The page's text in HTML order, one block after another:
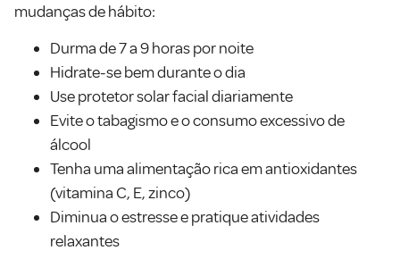
mudanças de hábito:
Durma de 7 a 9 horas por noite
Hidrate-se bem durante o dia
Use protetor solar facial diariamente
Evite o tabagismo e o consumo excessivo de
álcool
Tenha uma alimentação rica em antioxidantes
(vitamina C, E, zinco)
Diminua o estresse e pratique atividades
relaxantes